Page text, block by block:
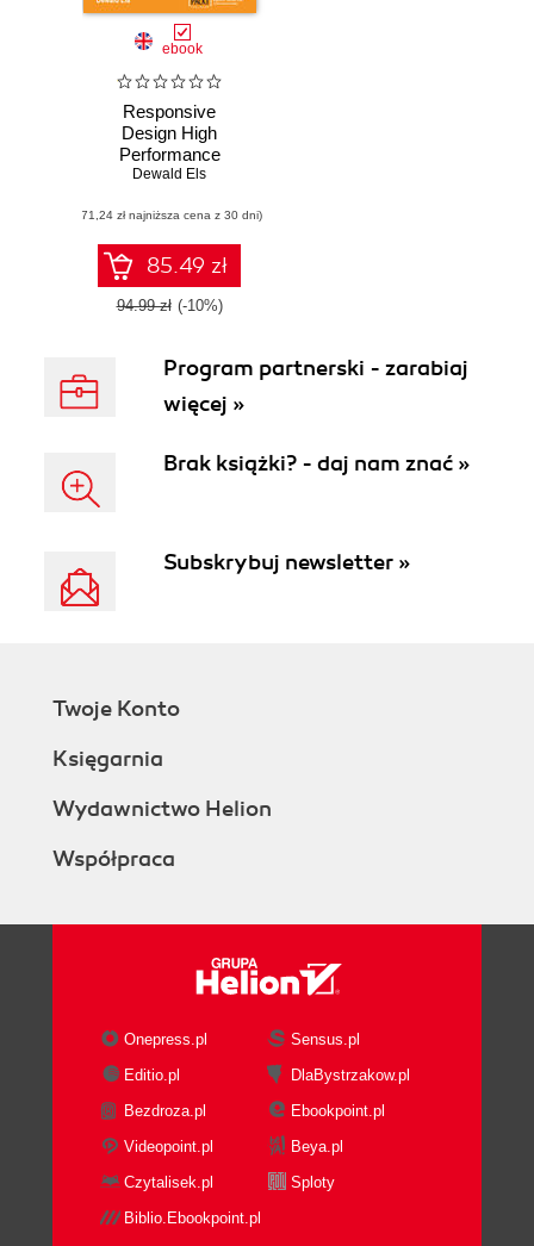
ebook
Responsive
Design High
Performance
Dewald Els
(71,24 zł najniższa cena z 30 dni)
85.49 zł
94.99 zł (-10%)
Program partnerski - zarabiaj
więcej »
Brak książki? - daj nam znać »
Subskrybuj newsletter »
Twoje Konto
Księgarnia
Wydawnictwo Helion
Współpraca
Onepress.pl
Sensus.pl
Editio.pl
DlaBystrzakow.pl
Bezdroza.pl
Ebookpoint.pl
Videopoint.pl
Beya.pl
Czytalisek.pl
Sploty
Biblio.Ebookpoint.pl